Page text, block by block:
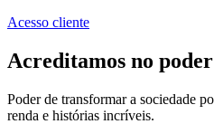
Acesso cliente
Acreditamos no
Poder de transformar a sociedade
renda e histórias incríveis.